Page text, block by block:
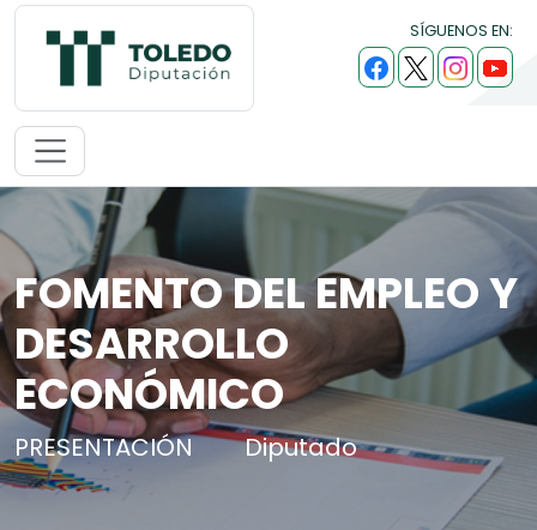
SÍGUENOS EN:
FOMENTO DEL EMPLEO Y
DESARROLLO
ECONÓMICO
PRESENTACIÓN Diputado